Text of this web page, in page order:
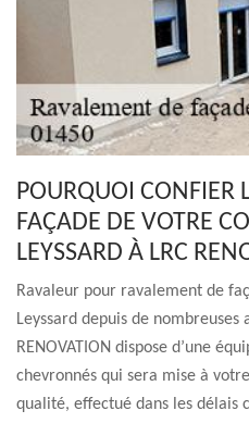
POURQUOI CONFIER
FAÇADE DE VOTRE
LEYSSARD À LRC
Ravaleur pour ravalement de
Leyssard depuis de nombreuses
RENOVATION dispose d’une
chevronnés qui sera mise à
qualité, effectué dans les délais